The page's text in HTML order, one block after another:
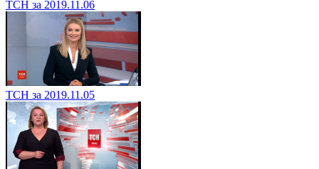
ТСН за 2019.11.08
ТСН за 2019.11.07